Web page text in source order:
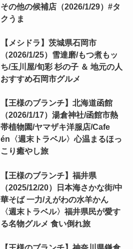
その他の候補店（2026/1/29）#タ
クうま
【メシドラ】茨城県石岡市
（2026/1/25）雪達磨/もつ煮もッ
ち/玉川屋/旬彩 杉の子 ＆ 地元の人
おすすめ石岡市グルメ
【王様のブランチ】北海道函館
（2026/1/17）湯倉神社/函館市熱
帯植物園/ヤマザキ洋服店/Cafe
én〈週末トラベル〉心温まるほっ
こり癒やし旅
【王様のブランチ】福井県
（2025/12/20）日本海さかな街/中
華そば 一力/えがわの水羊かん
〈週末トラベル〉福井県民が愛す
る名物グルメ 食い倒れ旅